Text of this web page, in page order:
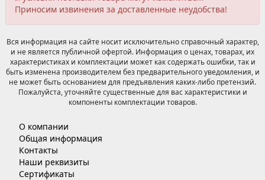
Приносим извинения за доставленные неудобства!
Вся информация на сайте носит исключительно справочный характер,
и не является публичной офертой. Информация о ценах, товарах, их
характеристиках и комплектации может как содержать ошибки, так и
быть изменена производителем без предварительного уведомления, и
не может быть основанием для предъявления каких-либо претензий.
Пожалуйста, уточняйте существенные для вас характеристики и
компоненты комплектации товаров.
О компании
Общая информация
Контакты
Наши реквизиты
Сертификаты